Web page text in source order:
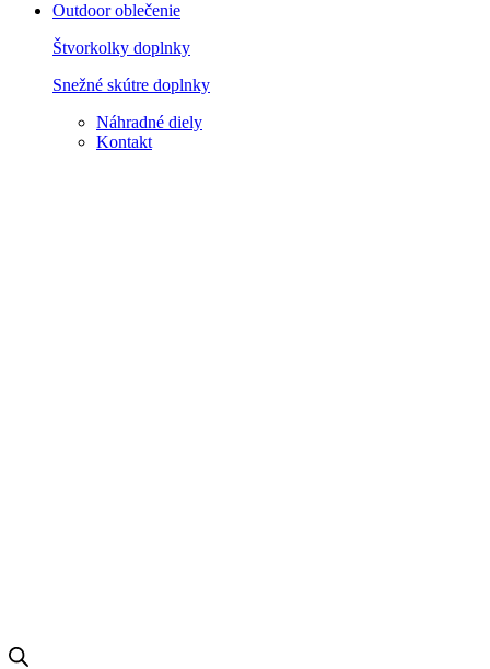
Outdoor oblečenie
Štvorkolky doplnky
Snežné skútre doplnky
Náhradné diely
Kontakt